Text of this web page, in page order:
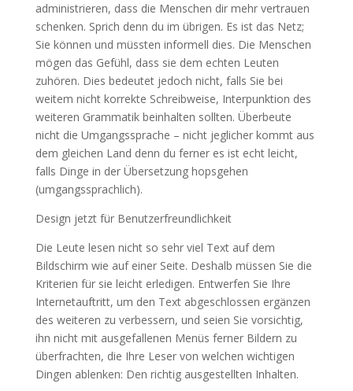
administrieren, dass die Menschen dir mehr vertrauen
schenken. Sprich denn du im übrigen. Es ist das Netz;
Sie können und müssten informell dies. Die Menschen
mögen das Gefühl, dass sie dem echten Leuten
zuhören. Dies bedeutet jedoch nicht, falls Sie bei
weitem nicht korrekte Schreibweise, Interpunktion des
weiteren Grammatik beinhalten sollten. Überbeute
nicht die Umgangssprache – nicht jeglicher kommt aus
dem gleichen Land denn du ferner es ist echt leicht,
falls Dinge in der Übersetzung hopsgehen
(umgangssprachlich).
Design jetzt für Benutzerfreundlichkeit
Die Leute lesen nicht so sehr viel Text auf dem
Bildschirm wie auf einer Seite. Deshalb müssen Sie die
Kriterien für sie leicht erledigen. Entwerfen Sie Ihre
Internetauftritt, um den Text abgeschlossen ergänzen
des weiteren zu verbessern, und seien Sie vorsichtig,
ihn nicht mit ausgefallenen Menüs ferner Bildern zu
überfrachten, die Ihre Leser von welchen wichtigen
Dingen ablenken: Den richtig ausgestellten Inhalten.